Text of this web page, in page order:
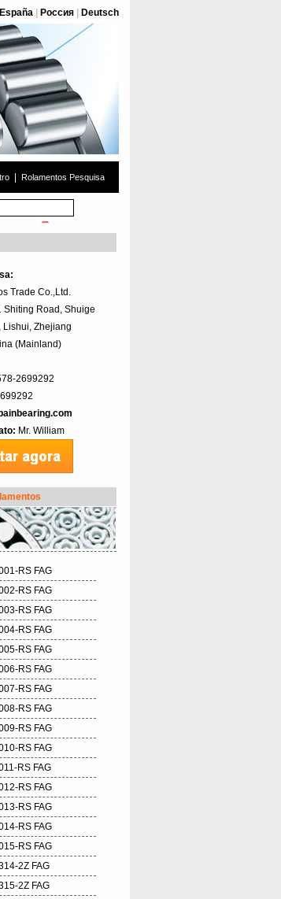
España Россия Deutsch
Rolamentos Pesquisa
Trade Co.,Ltd.
Shiting Road, Shuige
Zhejiang
(Mainland)‎
2699292
Mr. William
RS FAG
RS FAG
RS FAG
RS FAG
RS FAG
RS FAG
RS FAG
RS FAG
RS FAG
RS FAG
RS FAG
RS FAG
RS FAG
RS FAG
RS FAG
2Z FAG
2Z FAG